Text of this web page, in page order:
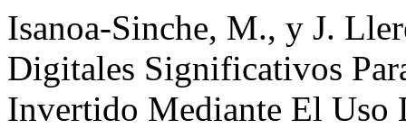
Isanoa-Sinche, M., y J.
Digitales Significativos
Invertido Mediante El Uso